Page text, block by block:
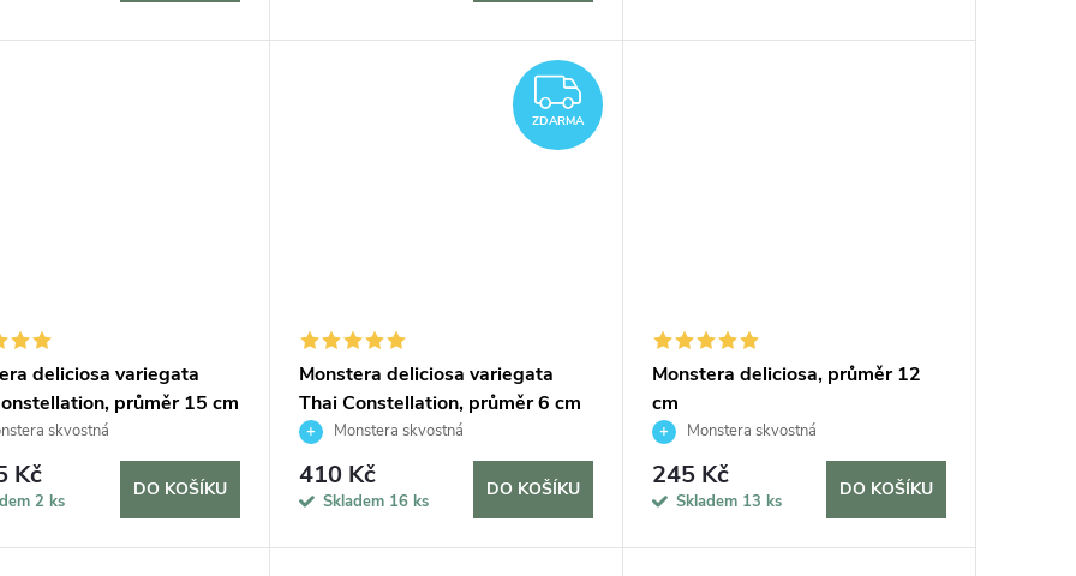
deliciosa variegata
průměr 15 cm
skvostná
Kč
2 ks
DO KOŠÍKU
ZDARMA
ZDARMA
Monstera deliciosa variegata
Thai Constellation, průměr 6 cm
Monstera skvostná
410 Kč
Skladem 16 ks
DO KOŠÍKU
Monstera deliciosa, průměr 12
cm
Monstera skvostná
245 Kč
Skladem 13 ks
DO KOŠÍKU